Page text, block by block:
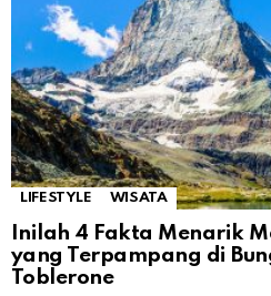
LIFESTYLE WISATA
Inilah 4 Fakta Menarik
yang Terpampang di
Toblerone